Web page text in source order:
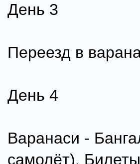
День 3
Переезд в
День 4
Варанаси -
самолёт).